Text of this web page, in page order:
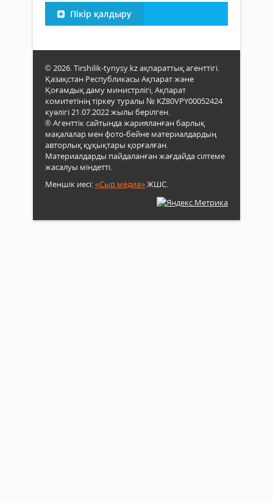
Пікір қалдыру
© 2026. Tirshilik-tynysy.kz ақпараттық агенттігі.
Қазақстан Республикасы Ақпарат және
Қоғамдық даму министрлігі, Ақпарат
комитетінің тіркеу туралы № KZ80VPY00052424
куәлігі 21.07.2022 жылы берілген.
® Агенттік сайтында жарияланған барлық
мақалалар мен фото-бейне материалдардың
авторлық құқықтары қорғалған.
Материалдарды пайдаланған жағдайда сілтеме
жасалуы міндетті.
Меншік иесі:«Сыр медиа»ЖШС.